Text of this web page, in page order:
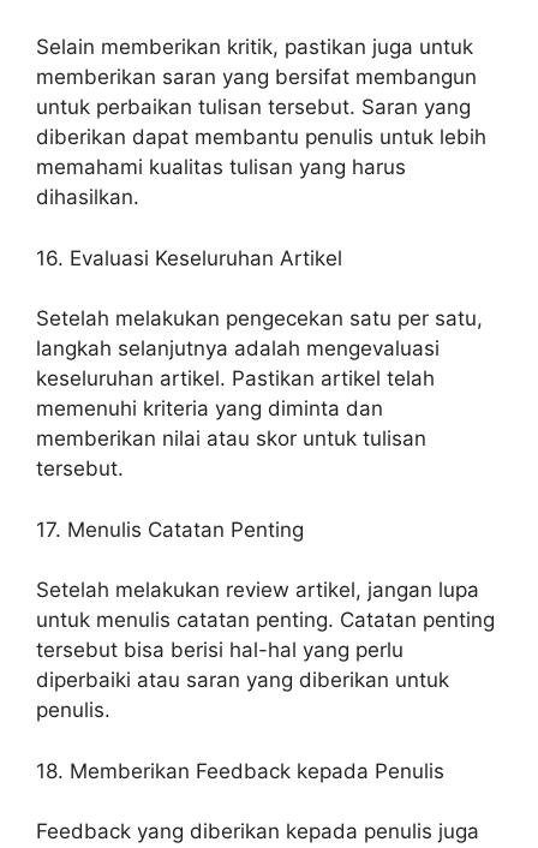
Selain memberikan kritik, pastikan juga untuk
memberikan saran yang bersifat membangun
untuk perbaikan tulisan tersebut. Saran yang
diberikan dapat membantu penulis untuk lebih
memahami kualitas tulisan yang harus
dihasilkan.
16. Evaluasi Keseluruhan Artikel
Setelah melakukan pengecekan satu per satu,
langkah selanjutnya adalah mengevaluasi
keseluruhan artikel. Pastikan artikel telah
memenuhi kriteria yang diminta dan
memberikan nilai atau skor untuk tulisan
tersebut.
17. Menulis Catatan Penting
Setelah melakukan review artikel, jangan lupa
untuk menulis catatan penting. Catatan penting
tersebut bisa berisi hal-hal yang perlu
diperbaiki atau saran yang diberikan untuk
penulis.
18. Memberikan Feedback kepada Penulis
Feedback yang diberikan kepada penulis juga